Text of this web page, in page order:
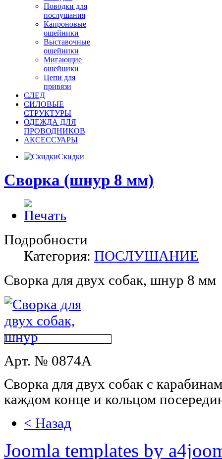
Поводки для
послушания
Капроновые
ошейники
Выставочные
ошейники
Мигающие
ошейники
Цепи для
привязи
СЛЕД
СИЛОВЫЕ
СТРУКТУРЫ
ОДЕЖДА ДЛЯ
ПРОВОДНИКОВ
АКСЕССУАРЫ
Скидки
Сворка (шнур 8 мм)
Подробности
Категория: ПОСЛУШАНИЕ
Сворка для двух собак, шнур 8 мм
Арт. № 0874A
Сворка для двух собак с
каждом конце и кольцом
< Назад
Joomla templates by